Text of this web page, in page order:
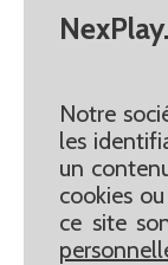
Notre
les
un
cookies
ce site